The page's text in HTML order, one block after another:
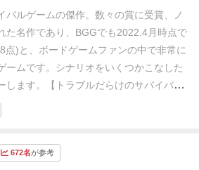
能性としてあるといえばある。しかし皆
合える環境であれば良いと思われる。
クス、そしてナラティブな要素がとても
ており、BGGで高評価なのも納得できる
トはおよそ３．８と重く、それなりに細
いるため、概要を理解すればマニュアル
に影響を及ぼすのか、全体に適用される
出し、一つの山にしてシャッフルする。
ム盤の左上にある「イベントカード」の
裏面を上にした配置する（イベントの
ゲームの場合は、「キャンプ整頓」のマ
プ整頓」カードを配置する。 ⑬適当な方
ヤーを決め、親トークンを渡す。
が描いてある場合は、対応する色の山の
れをめくられると、そのサルが暴れまわ
たらすという演出はすごいなと思いまし
地で生き物を見かけた、対策をしないと
もしれないというサバイバルのリアルな
ぇ、ちなみにそれの猛獣版とかいますん
ます。
ダメージを受けたり資源を消費したりと
わされます。
どで勉強。結構、間違いに気が付きまし
スタート、うーん このアイテムは何に使
・・（意味ないのでは？）
イベントに
い発明品を捨てるとのこと。 うん、さっ
使ってないから捨てていいよね。（一同
ームオーバー）
脱出失敗でゲーム終了になってしまいま
バルゲームの傑作。 数々の賞に受賞、ノ
た名作であり、BGGでも2022.4月時点で
点)と、ボードゲームファンの中で非常に
ームです。
シナリオをいくつかこなした
します。
【トラブルだらけのサバイバ
ソン・クルーソー」は無人島を舞台に、
、探検家、兵士の4つの職業のプレイヤ
各プレイヤー2個ずつのワーカーを所持
672名が参考